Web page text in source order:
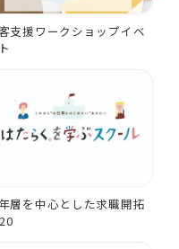
支援ワークショップイベ
層を中心とした求職開拓